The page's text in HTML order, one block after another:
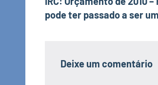
de
pode ter passado a ser
Deixe um comentário